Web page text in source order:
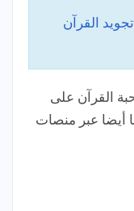
تجويد القرآن
القرآن على
أيضا عبر منصات